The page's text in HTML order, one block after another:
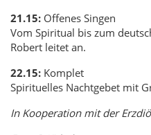
21.15: Offenes Singen
Vom Spiritual bis zum
Robert leitet an.
22.15: Komplet
Spirituelles Nachtgebet mit
In Kooperation mit der